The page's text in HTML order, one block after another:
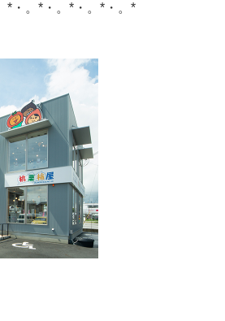
*・。*・。*・。*・。*